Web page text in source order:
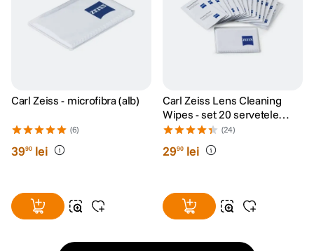
Carl Zeiss - microfibra (alb)
(6)
3990 lei
Carl Zeiss Lens Cleaning
Wipes - set 20 servetele
umede
(24)
2990 lei